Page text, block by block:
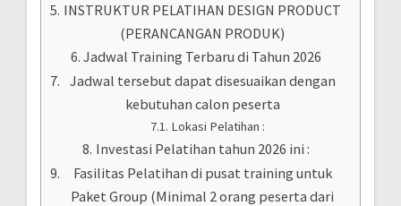
INSTRUKTUR PELATIHAN DESIGN PRODUCT
(PERANCANGAN PRODUK)
Jadwal Training Terbaru di Tahun 2026
Jadwal tersebut dapat disesuaikan dengan
kebutuhan calon peserta
Lokasi Pelatihan :
Investasi Pelatihan tahun 2026 ini :
Fasilitas Pelatihan di pusat training untuk
Paket Group (Minimal 2 orang peserta dari